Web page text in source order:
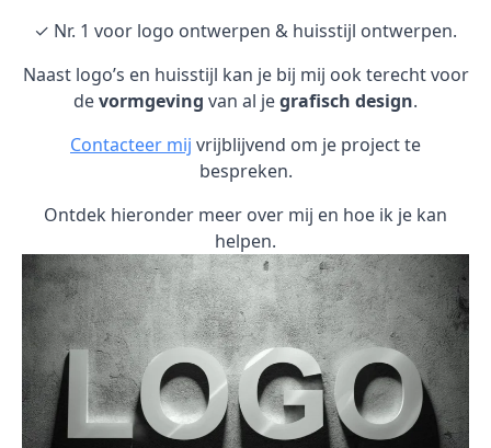
✓ Nr. 1 voor logo ontwerpen & huisstijl ontwerpen.
Naast logo’s en huisstijl kan je bij mij ook terecht voor
devormgeving van al jegrafisch design.
Contacteer mij vrijblijvend om je project te
bespreken.
Ontdek hieronder meer over mij en hoe ik je kan
helpen.